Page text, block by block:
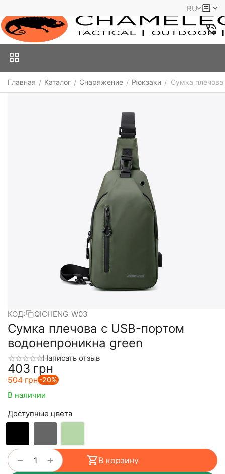
RU
Главная / Каталог / Снаряжение / Рюкзаки / Сумка
КОД: QICHENG-W03
Сумка плечова с USB-портом
водонепроникна green
Написать отзыв
‍403‍ грн
‍504‍ грн -20%
В наличии
Доступные цвета
+
− В корзину